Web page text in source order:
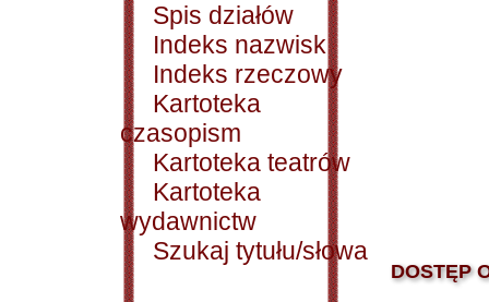
Spis działów
Indeks nazwisk
Indeks rzeczowy
Kartoteka
czasopism
Kartoteka teatrów
Kartoteka
wydawnictw
Szukaj tytułu/słowa
DOSTĘP